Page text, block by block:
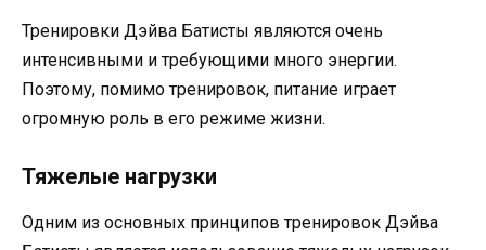
Тренировки Дэйва Батисты являются очень
интенсивными и требующими много энергии.
Поэтому, помимо тренировок, питание играет
огромную роль в его режиме жизни.
Тяжелые нагрузки
Одним из основных принципов тренировок Дэйва